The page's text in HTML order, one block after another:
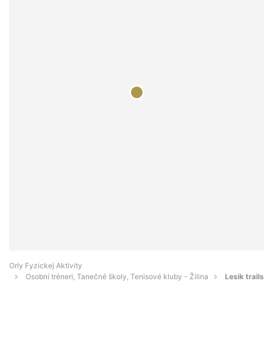
Orly Fyzickej Aktivity
Osobní tréneri, Tanečné školy, Tenisové kluby - Žilina
Lesik trails